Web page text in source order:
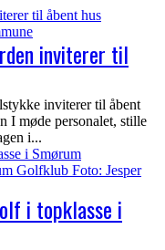
til åbent hus
inviterer til
inviterer til åbent
I møde personalet, stille
i...
i Smørum
i topklasse i